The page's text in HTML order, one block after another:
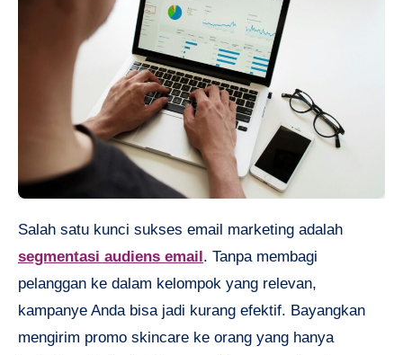
Salah satu kunci sukses email marketing adalah
segmentasi audiens email . Tanpa membagi
pelanggan ke dalam kelompok yang relevan,
kampanye Anda bisa jadi kurang efektif. Bayangkan
mengirim promo skincare ke orang yang hanya